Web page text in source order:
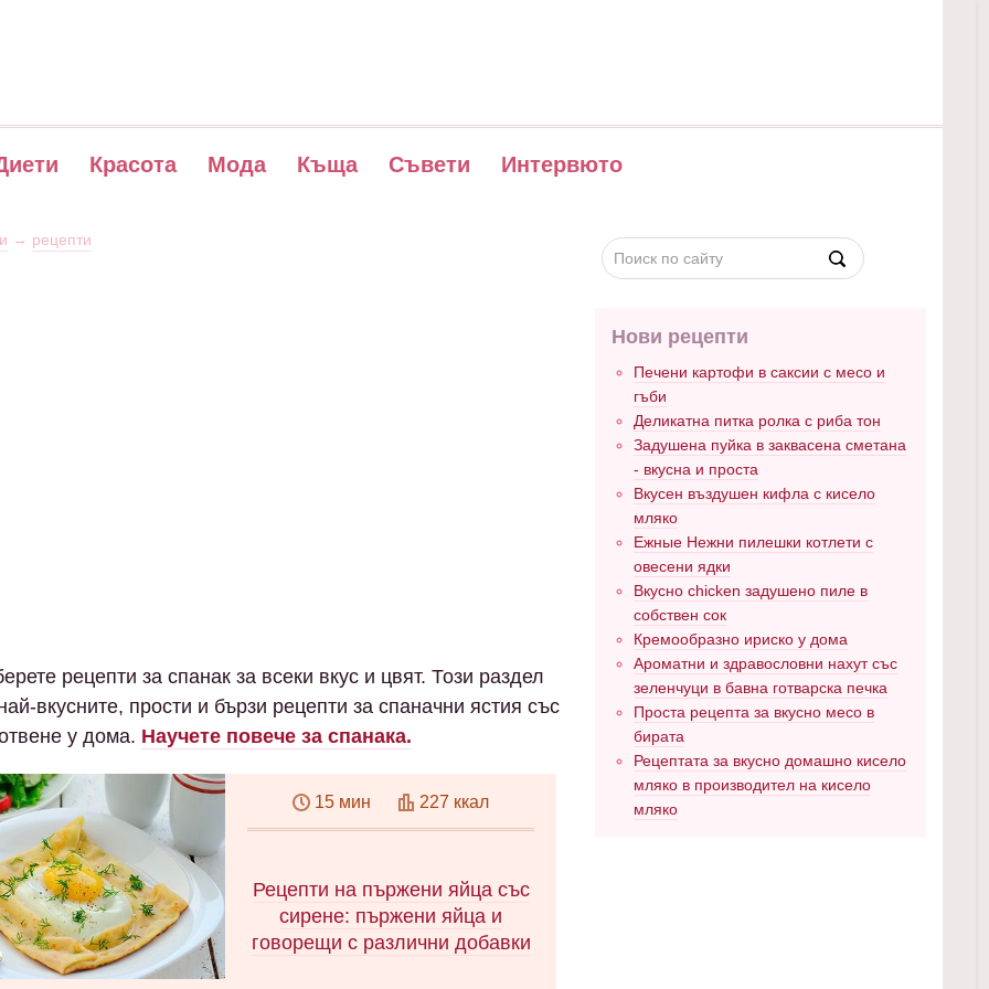
Красота Мода Къща Съвети Интервюто
→ рецепти
рецепти за спанак за всеки вкус и цвят. Този раздел
вкусните, прости и бързи рецепти за спаначни ястия със
у дома. Научете повече за спанака.
15 мин 227 ккал
Рецепти на пържени яйца със
сирене: пържени яйца и
говорещи с различни добавки
Нови рецепти
Печени картофи в саксии с месо и
гъби
Деликатна питка ролка с риба тон
Задушена пуйка в заквасена сметана
- вкусна и проста
Вкусен въздушен кифла с кисело
мляко
Ежные Нежни пилешки котлети с
овесени ядки
Вкусно chicken задушено пиле в
собствен сок
Кремообразно ириско у дома
Ароматни и здравословни нахут със
зеленчуци в бавна готварска печка
Проста рецепта за вкусно месо в
бирата
Рецептата за вкусно домашно кисело
мляко в производител на кисело
мляко